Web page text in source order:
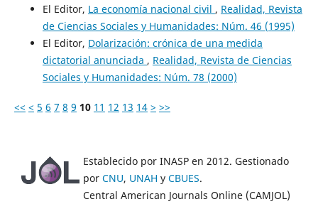
El Editor, La economía nacional civil , Realidad, Revista
de Ciencias Sociales y Humanidades: Núm. 46 (1995)
El Editor, Dolarización: crónica de una medida
dictatorial anunciada , Realidad, Revista de Ciencias
Sociales y Humanidades: Núm. 78 (2000)
<< < 5 6 7 8 9 10 11 12 13 14 > >>
Establecido por INASP en 2012. Gestionado
por CNU, UNAH y CBUES.
Central American Journals Online (CAMJOL)